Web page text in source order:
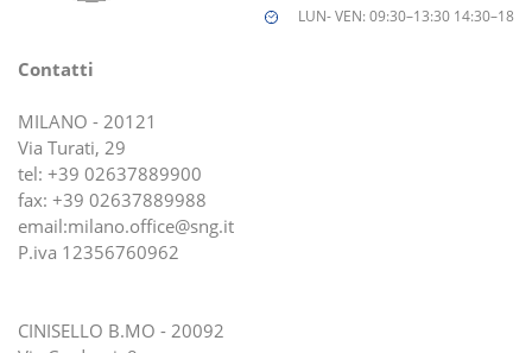
LUN- VEN: 09:30–13:30 14:30–18
Contatti
MILANO - 20121
Via Turati, 29
tel: +39 02637889900
fax: +39 02637889988
email:milano.office@sng.it
P.iva 12356760962
CINISELLO B.MO - 20092